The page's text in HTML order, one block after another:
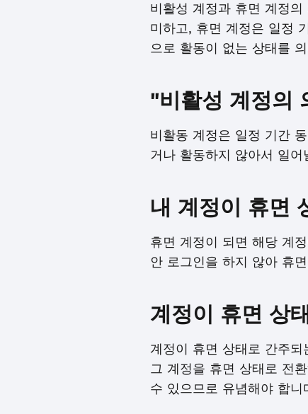
비활성 계정과 휴면 계정
미하고, 휴면 계정은 일정
으로 활동이 없는 상태를
"비활성 계정의
비활동 계정은 일정 기간
거나 활동하지 않아서 일어
내 계정이 휴면
휴면 계정이 되면 해당 계
안 로그인을 하지 않아 휴
계정이 휴면 상
계정이 휴면 상태로 간주
그 계정을 휴면 상태로 전
수 있으므로 유념해야 합니